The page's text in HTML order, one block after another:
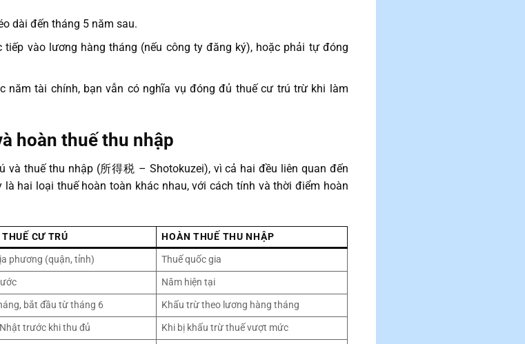
dài đến tháng 5 năm sau.
vào lương hàng tháng (nếu công ty đăng ký), hoặc phải tự đóng
năm tài chính, bạn vẫn có nghĩa vụ đóng đủ thuế cư trú trừ khi làm
hoàn thuế thu nhập
và thuế thu nhập (所得税 – Shotokuzei), vì cả hai đều liên quan đến
hai loại thuế hoàn toàn khác nhau, với cách tính và thời điểm hoàn
CƯ TRÚ
HOÀN THUẾ THU NHẬP
phương (quận, tỉnh)
Thuế quốc gia
Năm hiện tại
bắt đầu từ tháng 6
Khấu trừ theo lương hàng tháng
trước khi thu đủ
Khi bị khấu trừ thuế vượt mức